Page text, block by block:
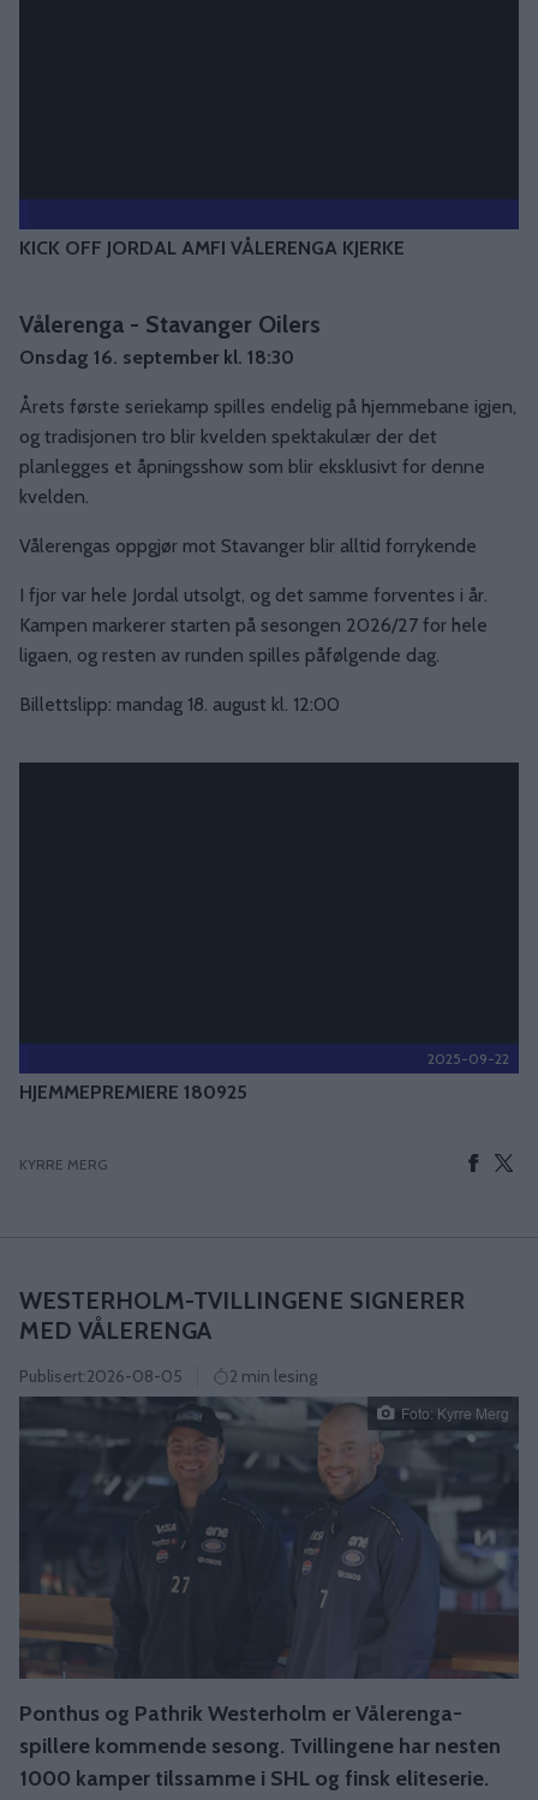
KICK OFF JORDAL AMFI VÅLERENGA KJERKE
Vålerenga - Stavanger Oilers
Onsdag 16. september kl. 18:30
Årets første seriekamp spilles endelig på hjemmebane igjen,
og tradisjonen tro blir kvelden spektakulær der det
planlegges et åpningsshow som blir eksklusivt for denne
kvelden.
Vålerengas oppgjør mot Stavanger blir alltid forrykende
I fjor var hele Jordal utsolgt, og det samme forventes i år.
Kampen markerer starten på sesongen 2026/27 for hele
ligaen, og resten av runden spilles påfølgende dag.
Billettslipp: mandag 18. august kl. 12:00
2025-09-22
HJEMMEPREMIERE 180925
KYRRE MERG
WESTERHOLM-TVILLINGENE SIGNERER
MED VÅLERENGA
Publisert:2026-08-05 2 min lesing
Foto: Kyrre Merg
Ponthus og Pathrik Westerholm er Vålerenga-
spillere kommende sesong. Tvillingene har nesten
1000 kamper tilssamme i SHL og finsk eliteserie.